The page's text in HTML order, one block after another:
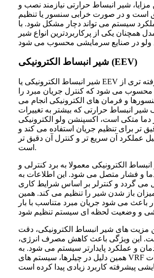
مزایا، شیر انبساط حرارتی نیازمند نصب و
است و در صورت خرابی سنسور یا تنظیم
سیستم می تواند دچار مشکل شود. با
همچنان یکی از پرکاربردترین انواع شیر
شیر انبساط الکترونیکی (EEV)
شیر انبساط الکترونیکی یا EEV نسل پیشرفته تری از
محسوب می شود که کنترل جریان مبرد را
و فرمان های الکترونیکی انجام می
شیر انبساط حرارتی که بیشتر به تغییرات
دما متکی است، اکسپنشن ولو الکترونیکی
تر برای تنظیم جریان استفاده می کند و
عملکرد آن سریع تر و کنترل آن دقیق تر
است.
الکترونیکی معمولا به برد کنترلی و
و فشار متصل می شود. این اطلاعات به
می گردد و کنترلر بر اساس شرایط کاری
باز شدن شیر را تنظیم می کند. همین
باعث می شود جریان مبرد متناسب با بار
مزیت های شیر انبساط الکترونیکی، دقت
این ویژگی باعث کاهش مصرف انرژی،
و عملکرد پایدارتر سیستم می شود. به
همین دلیل در چیلرها، سیستم های VRF و تجهیزات